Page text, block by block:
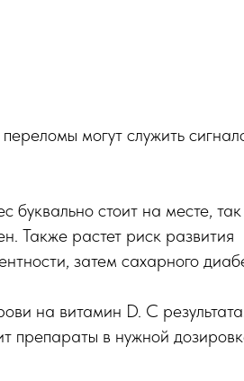
могут служить
стоит на месте, так
Также растет риск развития
затем сахарного
на витамин D. С
препараты в нужной